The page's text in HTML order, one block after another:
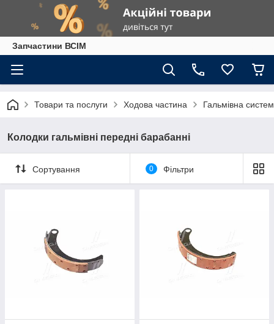
Запчастини ВСІМ
Товари та послуги Ходова частина Гальмівна
Колодки гальмівні передні барабанні
Сортування 0 Фільтри